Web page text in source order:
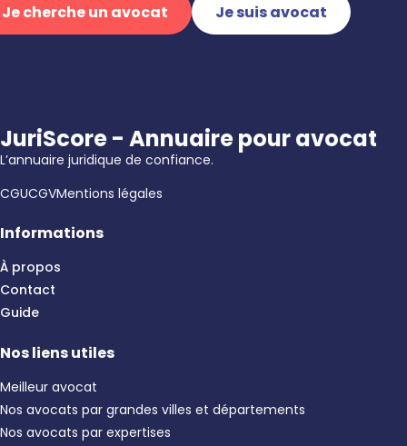
Je cherche un avocat
Je suis avocat
JuriScore - Annuaire pour avocat
L’annuaire juridique de confiance.
CGUCGVMentions légales
Informations
À propos
Contact
Guide
Nos liens utiles
Meilleur avocat
Nos avocats par grandes villes et départements
Nos avocats par expertises